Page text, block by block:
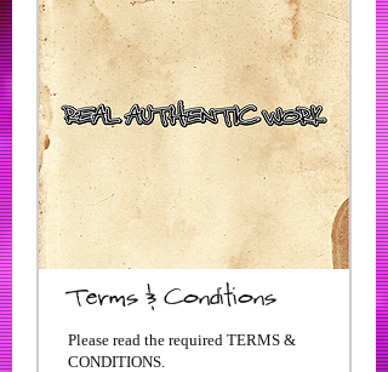
Terms & Conditions
Please read the required TERMS &
CONDITIONS.